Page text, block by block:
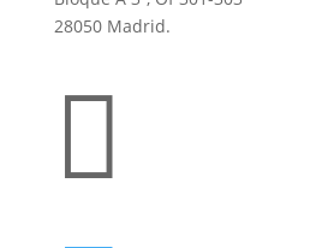
28050 Madrid.
